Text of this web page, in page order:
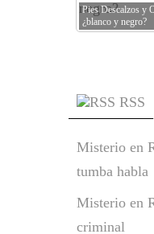
Pies Descalzos y
¿blanco y negro?
RSS
Misterio en
tumba habla
Misterio en
criminal